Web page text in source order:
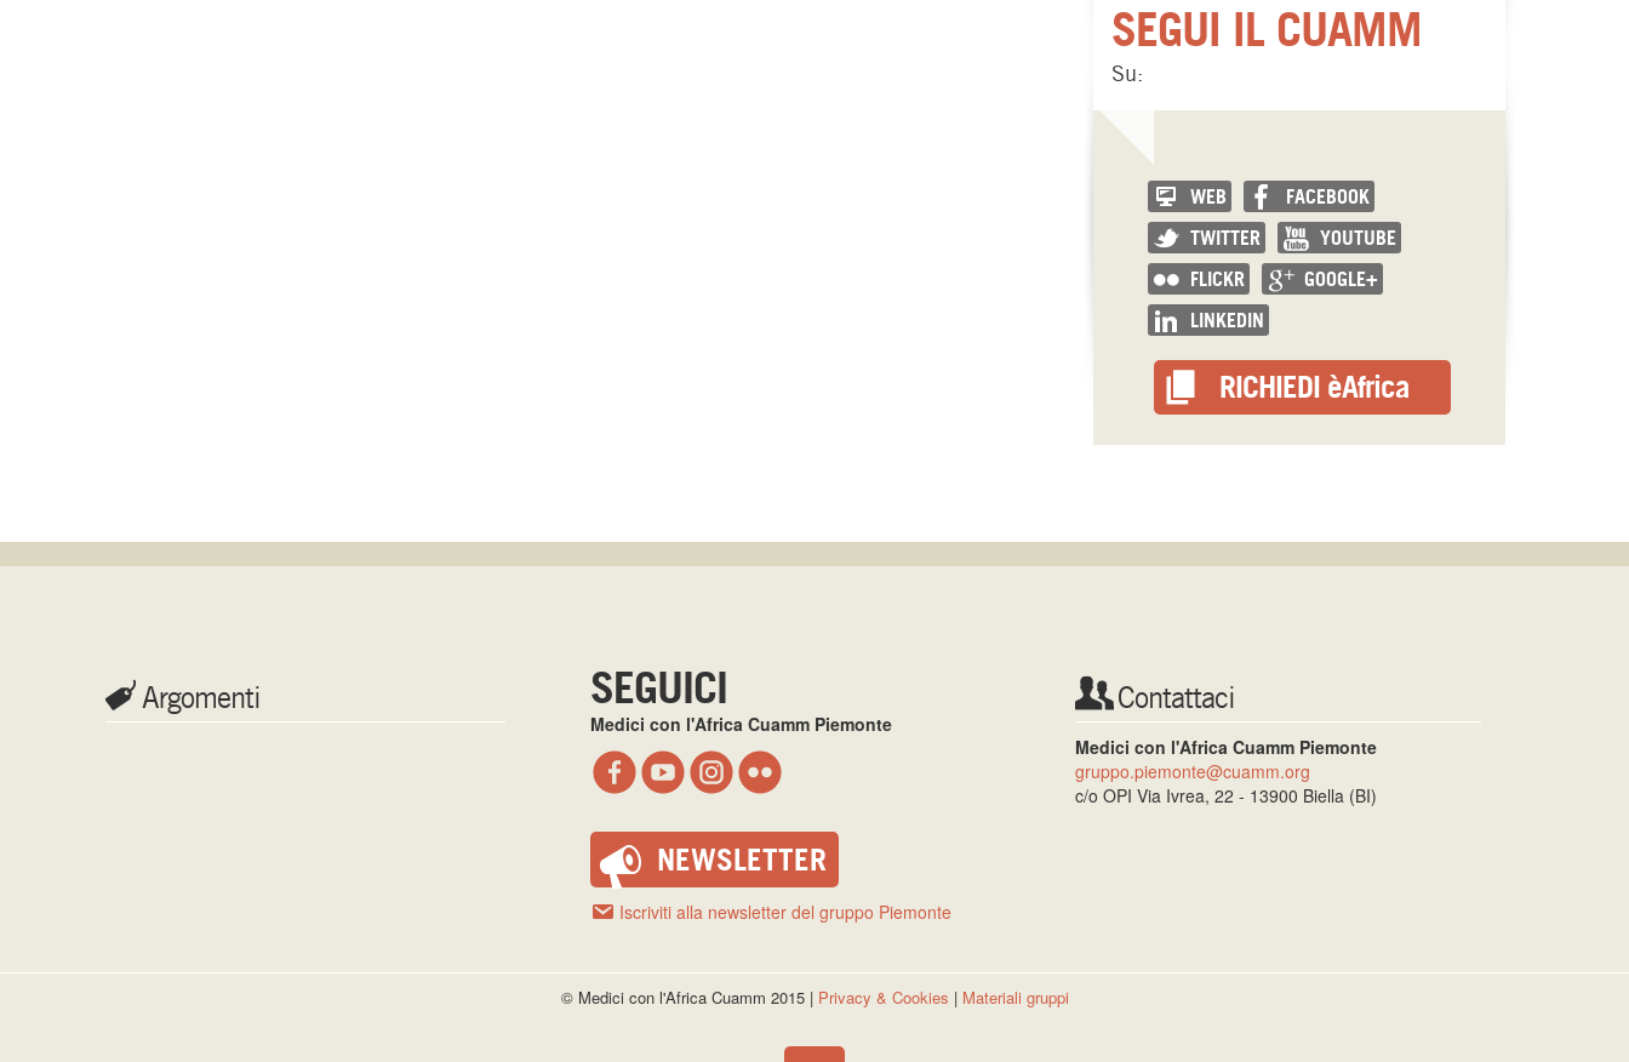
SEGUI IL CUAMM
Su:
WEB
FACEBOOK
TWITTER
YOUTUBE
FLICKR
GOOGLE+
LINKEDIN
RICHIEDI èAfrica
Argomenti SEGUICI
Medici con l'Africa Cuamm Piemonte
NEWSLETTER
Iscriviti alla newsletter del gruppo Piemonte
Contattaci
Medici con l'Africa Cuamm Piemonte
gruppo.piemonte@cuamm.org
c/o OPI Via Ivrea, 22 - 13900 Biella (BI)
© Medici con l'Africa Cuamm 2015 | Privacy & Cookies | Materiali gruppi